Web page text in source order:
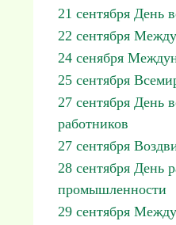
21 сентября День
22 сентября
24 сенября
25 сентября
27 сентября День
работников
27 сентября
28 сентября День
промышленности
29 сентября